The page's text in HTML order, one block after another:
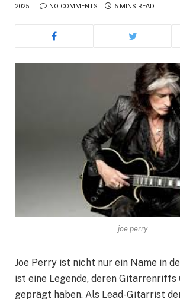
2025 NO COMMENTS 6 MINS READ
joe perry
Joe Perry ist nicht nur ein Name in
ist eine Legende, deren Gitarrenriffs
geprägt haben. Als Lead-Gitarrist